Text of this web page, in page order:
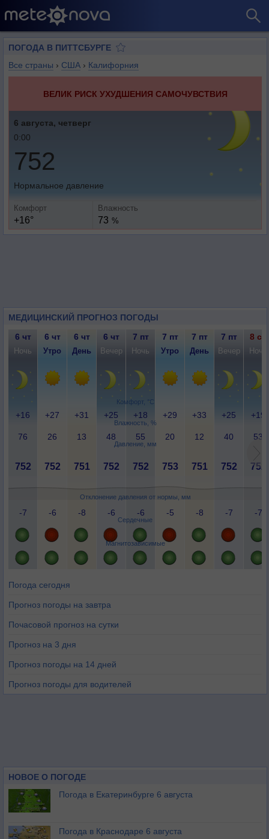
ПОГОДА В ПИТТСБУРГЕ
Все страны › США › Калифорния
ВЕЛИК РИСК УХУДШЕНИЯ САМОЧУВСТВИЯ
6 августа, четверг
0:00
752
Нормальное давление
Комфорт
+16°
Влажность
73 %
МЕДИЦИНСКИЙ ПРОГНОЗ ПОГОДЫ
Комфорт, °C
Влажность, %
Давление, мм
Отклонение давления от нормы, мм
Сердечные
Магнитозависимые
6 чт 6 чт 6 чт 6 чт 7 пт 7 пт 7 пт 7 пт 8 сб
Ночь Утро День Вечер Ночь Утро День Вечер Ночь
+16 +27 +31 +25 +18 +29 +33 +25 +19
76 26 13 48 55 20 12 40 53
752 752 751 752 752 753 751 752 752
-7 -6 -8 -6 -6 -5 -8 -7 -7
Погода сегодня
Прогноз погоды на завтра
Почасовой прогноз на сутки
Прогноз на 3 дня
Прогноз погоды на 14 дней
Прогноз погоды для водителей
НОВОЕ О ПОГОДЕ
Погода в Екатеринбурге 6 августа
Погода в Краснодаре 6 августа